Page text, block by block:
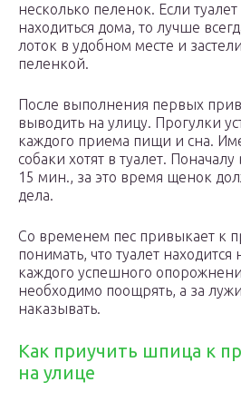
несколько пеленок. Если
находиться дома, то лучше
лоток в удобном месте и
пеленкой.
После выполнения первых
выводить на улицу. Прогулки
каждого приема пищи и сна.
собаки хотят в туалет.
15 мин., за это время щенок
дела.
Со временем пес привыкает к
понимать, что туалет находится
каждого успешного
необходимо поощрять, а за
наказывать.
Как приучить шпица к
на улице